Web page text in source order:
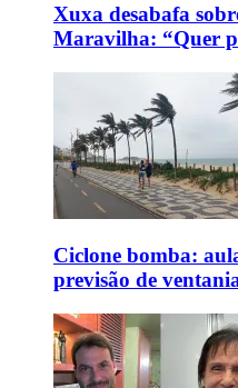
Xuxa desabafa
Maravilha: “Quer
Ciclone bomba:
previsão de